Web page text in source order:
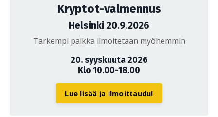
Kryptot-valmennus
Helsinki 20.9.2026
Tarkempi paikka ilmoitetaan myöhemmin
20. syyskuuta 2026
Klo 10.00-18.00
Lue lisää ja ilmoittaudu!